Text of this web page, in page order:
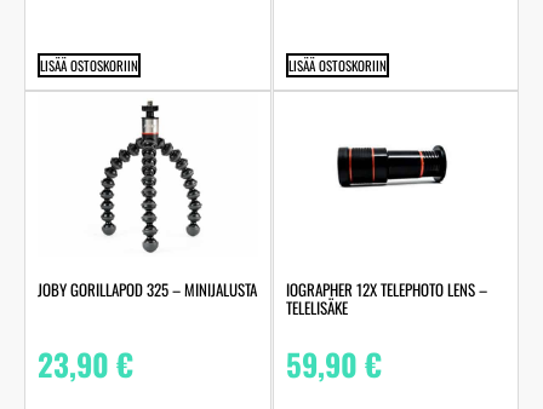
LISÄÄ OSTOSKORIIN LISÄÄ OSTOSKORIIN
JOBY GORILLAPOD 325 – MINIJALUSTA
23,90€
IOGRAPHER 12X TELEPHOTO LENS –
TELELISÄKE
59,90€